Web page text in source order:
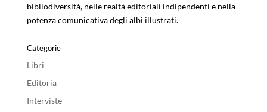
bibliodiversità, nelle realtà editoriali indipendenti e nella
potenza comunicativa degli albi illustrati.
Categorie
Libri
Editoria
Interviste